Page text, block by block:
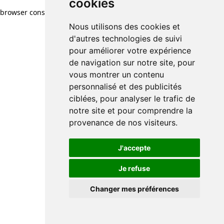
cookies
Nous utilisons des cookies et
d'autres technologies de suivi
pour améliorer votre expérience
de navigation sur notre site, pour
vous montrer un contenu
personnalisé et des publicités
ciblées, pour analyser le trafic de
notre site et pour comprendre la
provenance de nos visiteurs.
J'accepte
Je refuse
Changer mes préférences
browser console for more information)